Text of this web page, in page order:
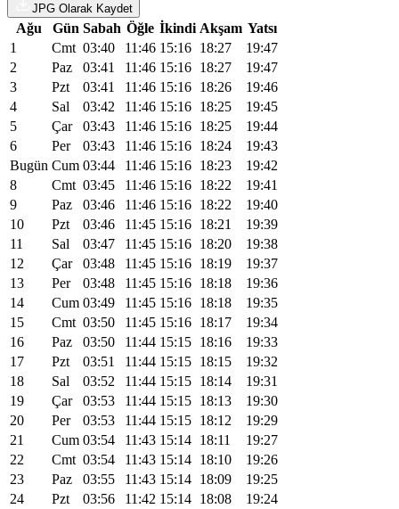
JPG Olarak Kaydet
Ağu Gün Sabah Öğle İkindi Akşam Yatsı
1
Cmt 03:40 11:46 15:16 18:27
19:47
2
Paz 03:41 11:46 15:16 18:27
19:47
3
Pzt 03:41 11:46 15:16 18:26
19:46
4
Sal 03:42 11:46 15:16 18:25
19:45
5
Çar 03:43 11:46 15:16 18:25
19:44
6
Per 03:43 11:46 15:16 18:24
19:43
Bugün Cum 03:44 11:46 15:16 18:23
19:42
8
Cmt 03:45 11:46 15:16 18:22
19:41
9
Paz 03:46 11:46 15:16 18:22
19:40
10
Pzt 03:46 11:45 15:16 18:21
19:39
11
Sal 03:47 11:45 15:16 18:20
19:38
12
Çar 03:48 11:45 15:16 18:19
19:37
13
Per 03:48 11:45 15:16 18:18
19:36
14
Cum 03:49 11:45 15:16 18:18
19:35
15
Cmt 03:50 11:45 15:16 18:17
19:34
16
Paz 03:50 11:44 15:15 18:16
19:33
17
Pzt 03:51 11:44 15:15 18:15
19:32
18
Sal 03:52 11:44 15:15 18:14
19:31
19
Çar 03:53 11:44 15:15 18:13
19:30
20
Per 03:53 11:44 15:15 18:12
19:29
21
Cum 03:54 11:43 15:14 18:11
19:27
22
Cmt 03:54 11:43 15:14 18:10
19:26
23
Paz 03:55 11:43 15:14 18:09
19:25
24
Pzt 03:56 11:42 15:14 18:08
19:24